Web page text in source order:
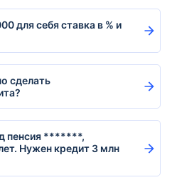
для себя ставка в % и
сделать
пенсия *******,
Нужен кредит 3 млн